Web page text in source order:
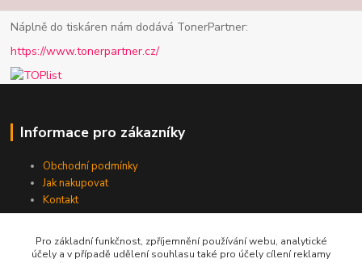
Náplně do tiskáren nám dodává TonerPartner:
https://www.tonerpartner.cz/
Informace pro zákazníky
Obchodní podmínky
Jak nakupovat
Kontakt
Pro základní funkčnost, zpříjemnění používání webu, analytické
účely a v případě udělení souhlasu také pro účely cílení reklamy